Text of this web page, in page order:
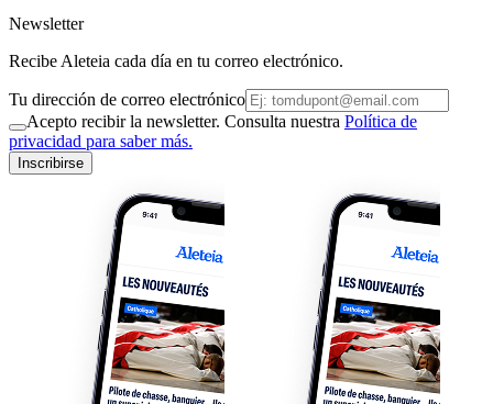
Newsletter
Recibe Aleteia cada día en tu correo electrónico.
Tu dirección de correo electrónico
Acepto recibir la newsletter. Consulta nuestra Política de
privacidad para saber más.
Inscribirse